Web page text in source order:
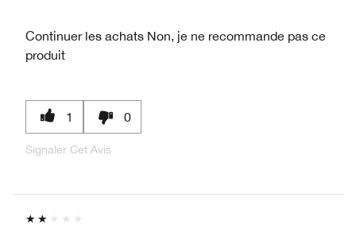
Continuer les achats Non, je ne recommande pas ce
produit
1 0
Signaler Cet Avis